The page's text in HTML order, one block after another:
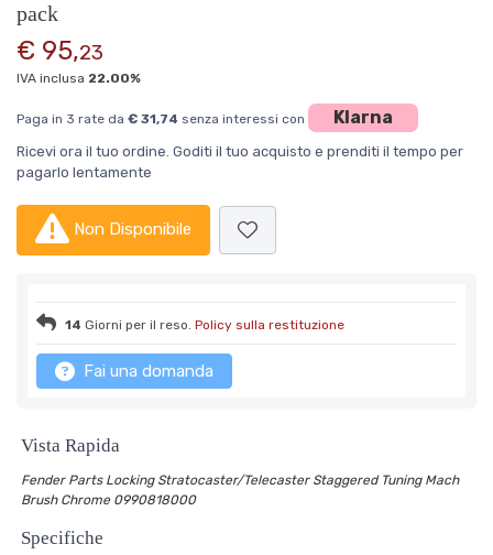
pack
€ 95,23
IVA inclusa 22.00%
Paga in 3 rate da € 31,74 senza interessi con Klarna
Ricevi ora il tuo ordine. Goditi il tuo acquisto e prenditi il tempo per
pagarlo lentamente
Non Disponibile
14 Giorni per il reso. Policy sulla restituzione
Fai una domanda
Vista Rapida
Fender Parts Locking Stratocaster/Telecaster Staggered Tuning Mach
Brush Chrome 0990818000
Specifiche